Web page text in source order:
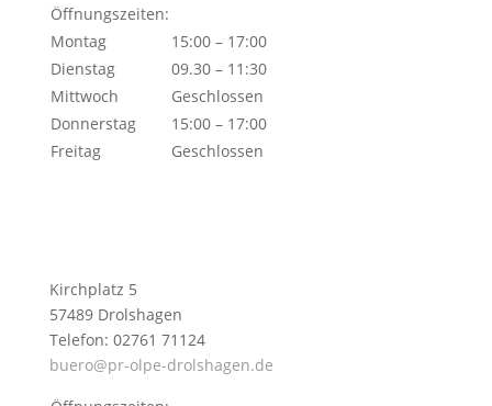
Öffnungszeiten:
Montag
15:00 – 17:00
Dienstag
09.30 – 11:30
Mittwoch
Geschlossen
Donnerstag
15:00 – 17:00
Freitag
Geschlossen
Kirchplatz 5
57489 Drolshagen
Telefon: 02761 71124
buero@pr-olpe-drolshagen.de